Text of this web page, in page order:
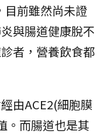
目前雖然尚未證
與腸道健康脫不
者，營養飲食都
由ACE2(細胞膜
。而腸道也是其